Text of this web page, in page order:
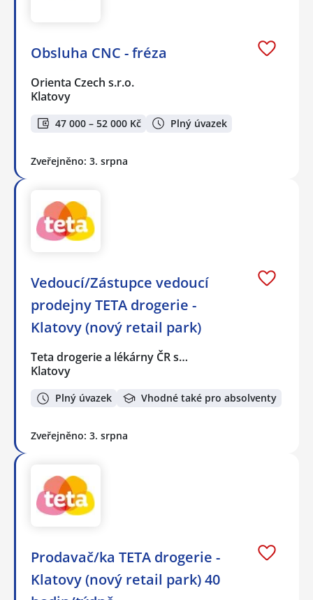
Obsluha CNC - fréza
Orienta Czech s.r.o.
Klatovy
47 000 – 52 000 Kč Plný úvazek
Zveřejněno: 3. srpna
Vedoucí/Zástupce vedoucí
prodejny TETA drogerie -
Klatovy (nový retail park)
Teta drogerie a lékárny ČR s…
Klatovy
Plný úvazek Vhodné také pro absolventy
Zveřejněno: 3. srpna
Prodavač/ka TETA drogerie -
Klatovy (nový retail park) 40